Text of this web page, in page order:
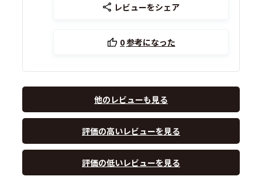
レビューをシェア
0参考になった
他のレビューも見る
評価の高いレビューを見る
評価の低いレビューを見る